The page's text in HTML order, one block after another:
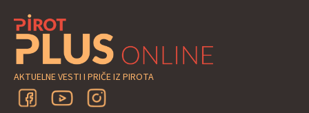
AKTUELNE VESTI I PRIČE IZ PIROTA